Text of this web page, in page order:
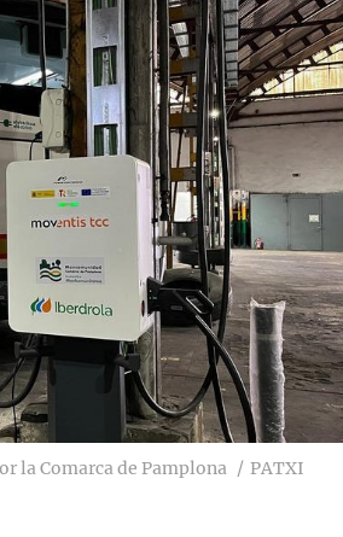
la Comarca de Pamplona
PATXI